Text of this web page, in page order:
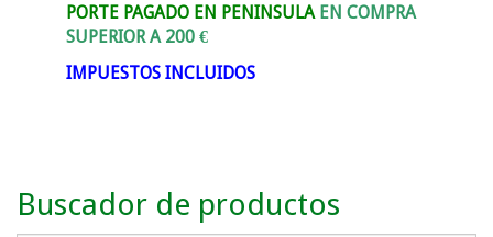
PORTE PAGADO EN PENINSULA EN COMPRA
SUPERIOR A 200 €
IMPUESTOS INCLUIDOS
Buscador de productos